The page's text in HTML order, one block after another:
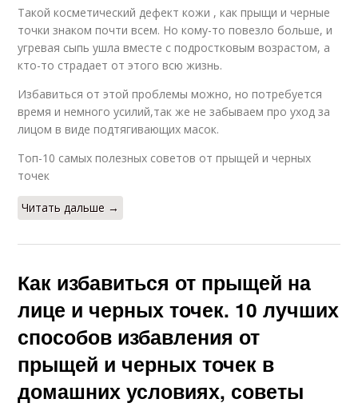
Такой косметический дефект кожи , как прыщи и черные
точки знаком почти всем. Но кому-то повезло больше, и
угревая сыпь ушла вместе с подростковым возрастом, а
кто-то страдает от этого всю жизнь.
Избавиться от этой проблемы можно, но потребуется
время и немного усилий,так же не забываем про уход за
лицом в виде подтягивающих масок.
Топ-10 самых полезных советов от прыщей и черных
точек
Читать дальше →
Как избавиться от прыщей на
лице и черных точек. 10 лучших
способов избавления от
прыщей и черных точек в
домашних условиях, советы